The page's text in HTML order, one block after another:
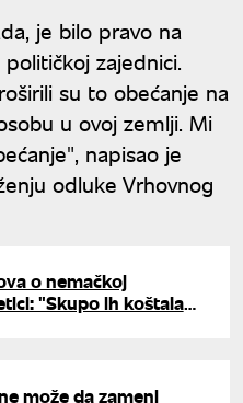
je bilo pravo na
zajednici.
su to obećanje na
u ovoj zemlji. Mi
napisao je
odluke Vrhovnog
o nemačkoj
"Skupo ih koštala
može da zameni